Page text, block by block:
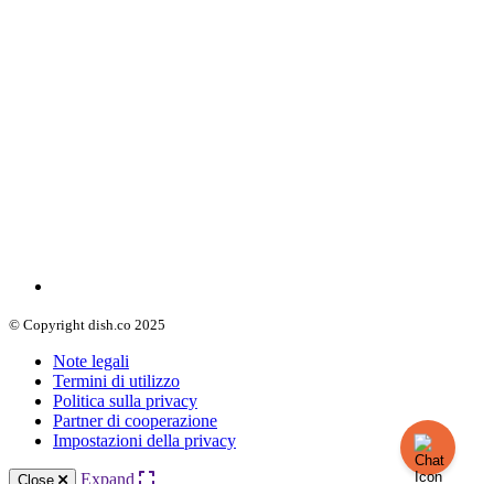
© Copyright dish.co 2025
Note legali
Termini di utilizzo
Politica sulla privacy
Partner di cooperazione
Impostazioni della privacy
Close Expand